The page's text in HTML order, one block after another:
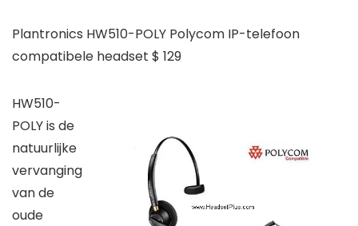
Plantronics HW510-POLY Polycom IP-telefoon
compatibele headset $ 129
HW510-
POLY is de
natuurlijke
vervanging
van de
oude